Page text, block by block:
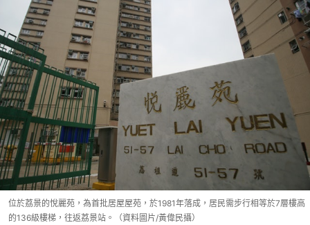
位於荔景的悅麗苑，為首批居屋屋苑，於1981年落成，居民需步行相等於7層樓高
的136級樓梯，往返荔景站。（資料圖片/黃偉民攝）